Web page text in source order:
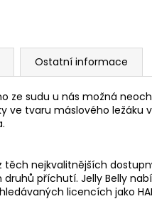
Ostatní informace
ze sudu u nás možná
ve tvaru máslového ležáku
těch nejkvalitnějších
příchutí. Jelly Belly
licencích jako